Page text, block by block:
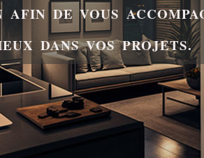
AFIN DE VOUS
DANS VOS PROJETS.